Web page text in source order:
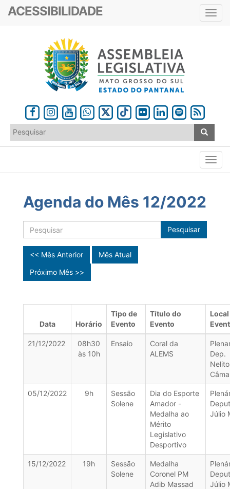
ACESSIBILIDADE
Agenda do Mês 12/2022
Pesquisar
<< Mês Anterior
Mês Atual
Próximo Mês >>
Data Horário
Tipo de
Evento
Título do
Evento
21/12/2022
08h30
às 10h
Ensaio
Coral da
ALEMS
Dep.
Nelito
05/12/2022 9h
Sessão
Solene
Dia do Esporte
Amador -
Medalha ao
Mérito
Legislativo
Desportivo
Júlio
15/12/2022 19h
Sessão
Solene
Medalha
Coronel PM
Adib Massad
Júlio